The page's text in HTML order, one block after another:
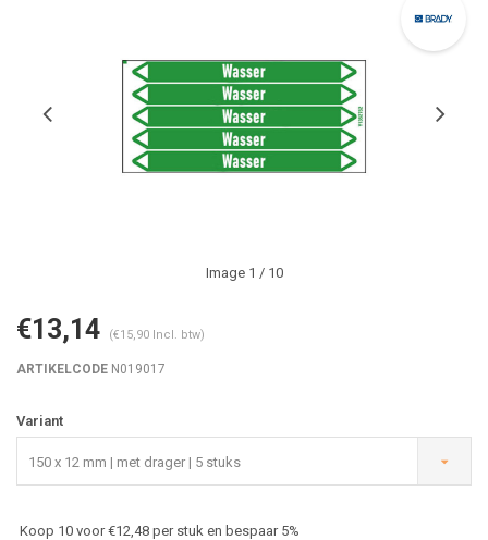
Image 1 / 10
€13,14 (€15,90 Incl. btw)
ARTIKELCODE N019017
Variant
150 x 12 mm | met drager | 5 stuks
Koop 10 voor €12,48 per stuk en bespaar 5%